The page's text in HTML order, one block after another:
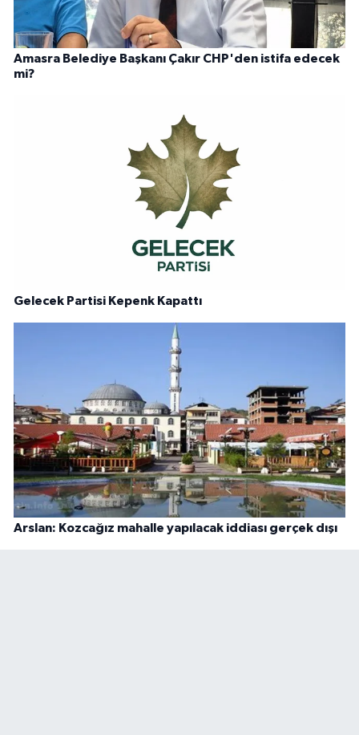
Amasra Belediye Başkanı Çakır CHP'den istifa edecek
mi?
Gelecek Partisi Kepenk Kapattı
Arslan: Kozcağız mahalle yapılacak iddiası gerçek dışı